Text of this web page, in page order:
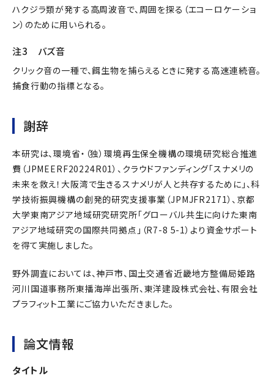
ハクジラ類が発する高周波音で、周囲を探る（エコーロケーショ
ン）のために用いられる。
注3 バズ音
クリック音の一種で、餌生物を捕らえるときに発する高速連続音。
捕食行動の指標となる。
謝辞
本研究は、環境省・（独）環境再生保全機構の環境研究総合推進
費（JPMEERF20224R01）、クラウドファンディング「スナメリの
未来を救え！大阪湾で生きるスナメリが人と共存するために」、科
学技術振興機構の創発的研究支援事業（JPMJFR2171）、京都
大学東南アジア地域研究研究所「グローバル共生に向けた東南
アジア地域研究の国際共同拠点」（R7-8 5-1）より資金サポート
を得て実施しました。
野外調査においては、神戸市、国土交通省近畿地方整備局姫路
河川国道事務所東播海岸出張所、東洋建設株式会社、有限会社
プラフィット工業にご協力いただきました。
論文情報
タイトル